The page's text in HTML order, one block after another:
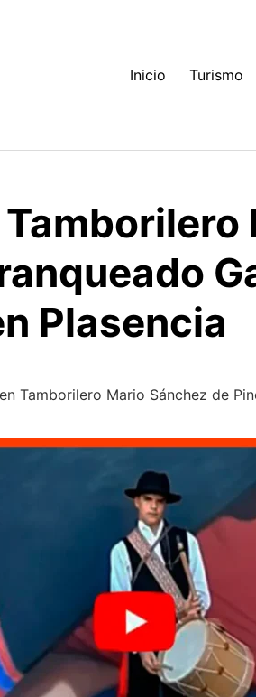
Inicio
Turismo
Tamborilero
Plasencia
Tamborilero Mario Sánchez de